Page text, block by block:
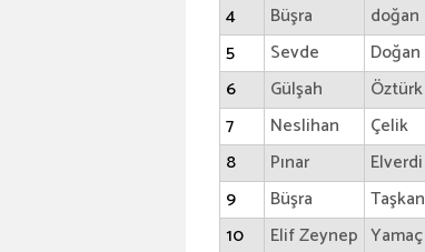
4
Büşra
doğan
5
Sevde
Doğan
6
Gülşah
Öztürk
7
Neslihan
Çelik
8
Pınar
Elverdi
9
Büşra
Taşkan
10
Elif Zeynep Yamaç